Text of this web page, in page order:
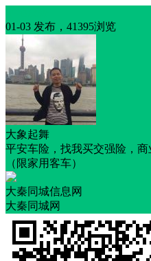
01-03 发布，41395浏览
大象起舞
平安车险，找我买交强险，
（限家用客车）
大秦同城信息网
大秦同城网